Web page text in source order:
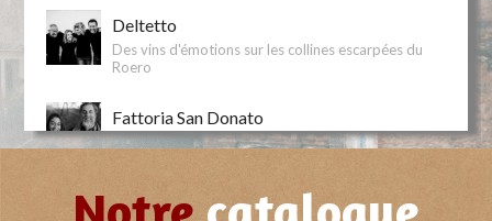
Deltetto
Des vins d'émotions sur les collines escarpées du
Roero
Fattoria San Donato
Au coeur de l'appellation Chianti
Feudo Montoni